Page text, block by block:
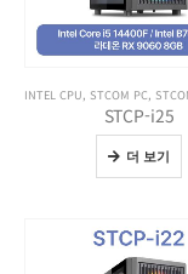
INTEL CPU, STCOM PC,
STCP-i25
더 보기